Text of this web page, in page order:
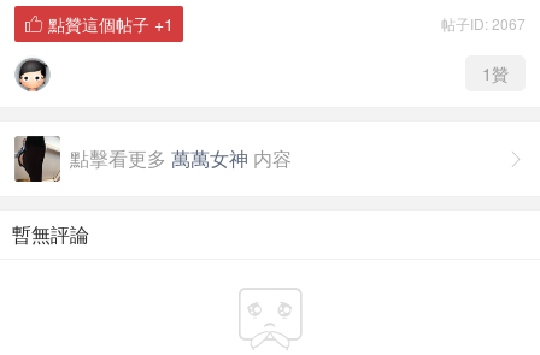
帖子ID: 2067
 點贊這個帖子 +1
1贊

點擊看更多 萬萬女神 内容
暫無評論
